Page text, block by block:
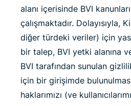
alanı içerisinde BVI
çalışmaktadır. Dolayısıyla,
diğer türdeki veriler) için
bir talep, BVI yetki alanına
BVI tarafından sunulan
için bir girişimde
haklarımızı (ve